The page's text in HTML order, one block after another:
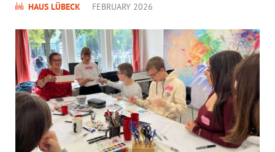
HAUS LÜBECK FEBRUARY 2026